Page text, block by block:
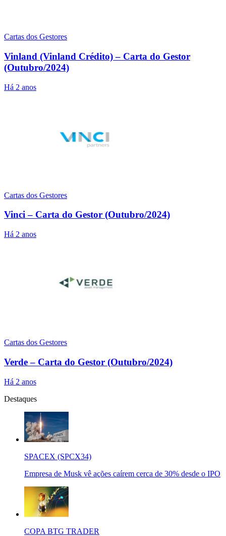
Cartas dos Gestores
Vinland (Vinland Crédito) – Carta do Gestor
(Outubro/2024)
Há 2 anos
Cartas dos Gestores
Vinci – Carta do Gestor (Outubro/2024)
Há 2 anos
Cartas dos Gestores
Verde – Carta do Gestor (Outubro/2024)
Há 2 anos
Destaques
SPACEX (SPCX34)
Empresa de Musk vê ações caírem cerca de 30% desde o IPO
COPA BTG TRADER